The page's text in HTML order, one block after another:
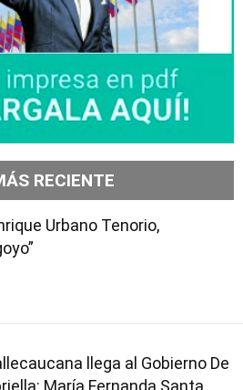
RECIENTE
Urbano Tenorio,
llega al Gobierno De
María Fernanda Santa,